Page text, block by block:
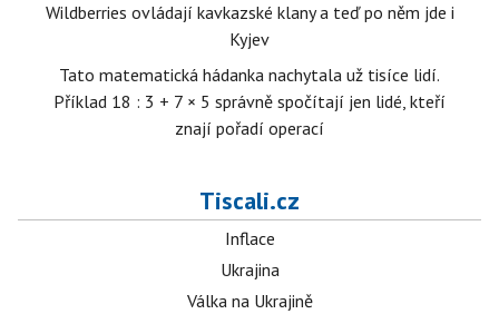
Wildberries ovládají kavkazské klany a teď po něm jde i
Kyjev
Tato matematická hádanka nachytala už tisíce lidí.
Příklad 18 : 3 + 7 × 5 správně spočítají jen lidé, kteří
znají pořadí operací
Tiscali.cz
Inflace
Ukrajina
Válka na Ukrajině